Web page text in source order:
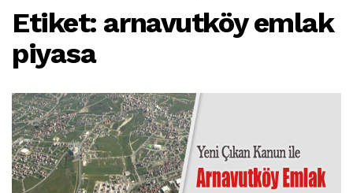
Etiket: arnavutköy emlak
piyasa